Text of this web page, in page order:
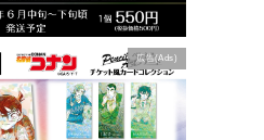
広告(Ads)